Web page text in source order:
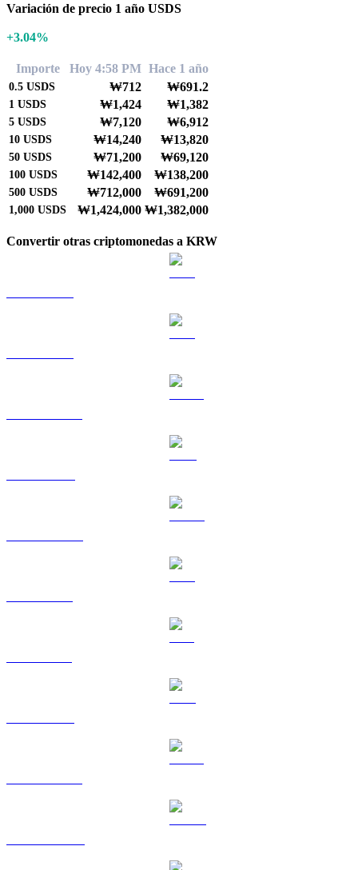
Variación de precio 1 año USDS
+3.04%
Importe Hoy 4:58 PM Hace 1 año
0.5 USDS ₩712 ₩691.2
1 USDS ₩1,424 ₩1,382
5 USDS ₩7,120 ₩6,912
10 USDS ₩14,240 ₩13,820
50 USDS ₩71,200 ₩69,120
100 USDS ₩142,400 ₩138,200
500 USDS ₩712,000 ₩691,200
1,000 USDS ₩1,424,000 ₩1,382,000
Convertir otras criptomonedas a KRW